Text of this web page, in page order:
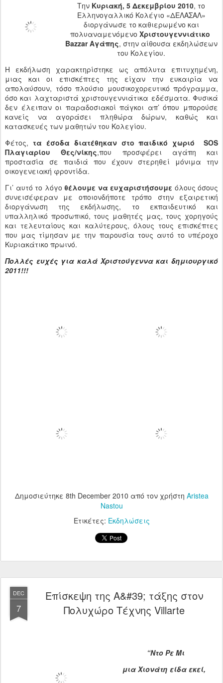
Την Κυριακή, 5 Δεκεμβρίου 2010, το
Ελληνογαλλικό Κολέγιο «ΔΕΛΑΣΑΛ»
διοργάνωσε το καθιερωμένο και
πολυαναμενόμενο Χριστουγεννιάτικο
Bazzar Aγάπης, στην αίθουσα εκδηλώσεων
του Κολεγίου.
Η εκδήλωση χαρακτηρίστηκε ως απόλυτα επιτυχημένη,
μιας και οι επισκέπτες της είχαν την ευκαιρία να
απολαύσουν, τόσο πλούσιο μουσικοχορευτικό πρόγραμμα,
όσο και λαχταριστά χριστουγεννιάτικα εδέσματα. Φυσικά
δεν έλειπαν οι παραδοσιακοί πάγκοι απ’ όπου μπορούσε
κανείς να αγοράσει πληθώρα δώρων, καθώς και
κατασκευές των μαθητών του Κολεγίου.
Φέτος, τα έσοδα διατέθηκαν στο παιδικό χωριό SOS
Πλαγιαρίου Θες/νίκης,που προσφέρει αγάπη και
προστασία σε παιδιά που έχουν στερηθεί μόνιμα την
οικογενειακή φροντίδα.
Γι’ αυτό το λόγο θέλουμε να ευχαριστήσουμε όλους όσους
συνεισέφεραν με οποιονδήποτε τρόπο στην εξαιρετική
διοργάνωση της εκδήλωσης, το εκπαιδευτικό και
υπαλληλικό προσωπικό, τους μαθητές μας, τους χορηγούς
και τελευταίους και καλύτερους, όλους τους επισκέπτες
που μας τίμησαν με την παρουσία τους αυτό το υπέροχο
Κυριακάτικο πρωινό.
Πολλές ευχές για καλά Χριστούγεννα και δημιουργικό
2011!!!
Δημοσιεύτηκε 8th December 2010 από τον χρήστη Aristea
Nastou
Ετικέτες: Εκδηλώσεις
DEC
7
Επίσκεψη της Α&#39; τάξης στον
Πολυχώρο Tέχνης Villarte
“Ντο Ρε Μι
μια Χιονάτη είδα εκεί,